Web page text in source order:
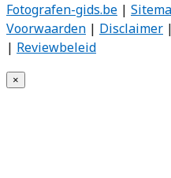
Fotografen-gids.be |
Voorwaarden | Disclaimer |
| Reviewbeleid
×